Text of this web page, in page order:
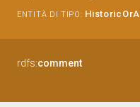
ENTITÀ DI TIPO:
rdfs:comment